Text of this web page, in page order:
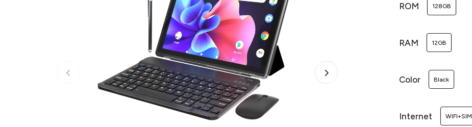
ROM 128GB
RAM 12GB
Color Black
Internet WIFI+SIM